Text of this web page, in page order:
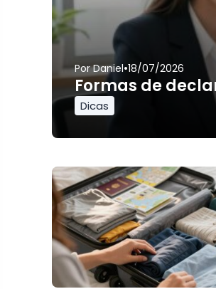
PorDaniel•18/07/2026
Formas de
Dicas